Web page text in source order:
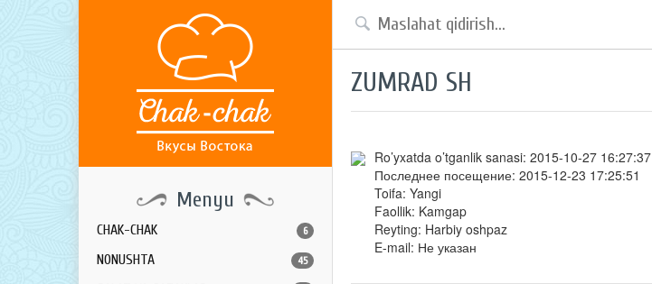
Menyu
CHAK-CHAK 6
NONUSHTA 45
ZUMRAD SH
Ro’yxatda o’tganlik sanasi: 2015-10-27 16:27:37
Последнее посещение: 2015-12-23 17:25:51
Toifa: Yangi
Faollik: Kamgap
Reyting: Harbiy oshpaz
E-mail: Не указан